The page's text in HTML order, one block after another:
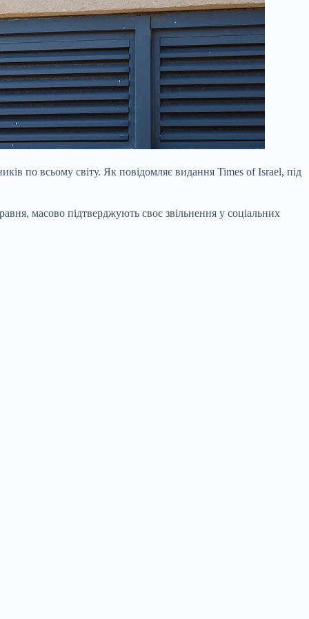
по всьому світу. Як повідомляє видання Times of Israel, під
масово підтверджують своє звільнення у соціальних